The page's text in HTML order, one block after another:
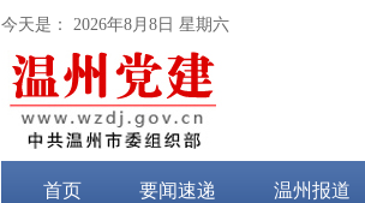
今天是： 2026年8月8日 星期六
首页 要闻速递 温州报道